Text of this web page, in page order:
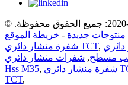
منتوجات جديدة - خريطة الموقع
شفرة منشار دائري TCT,
مسطح, شفرات منشار دائري
Hss M35,
TCT,